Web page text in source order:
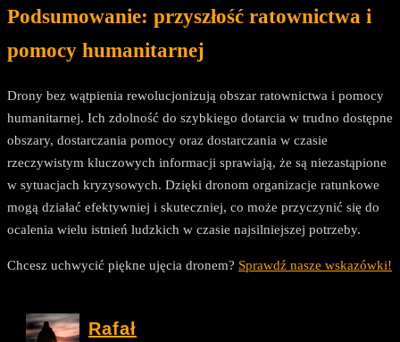
Podsumowanie: przyszłość ratownictwa i
pomocy humanitarnej
Drony bez wątpienia rewolucjonizują obszar ratownictwa i pomocy
humanitarnej. Ich zdolność do szybkiego dotarcia w trudno dostępne
obszary, dostarczania pomocy oraz dostarczania w czasie
rzeczywistym kluczowych informacji sprawiają, że są niezastąpione
w sytuacjach kryzysowych. Dzięki dronom organizacje ratunkowe
mogą działać efektywniej i skuteczniej, co może przyczynić się do
ocalenia wielu istnień ludzkich w czasie najsilniejszej potrzeby.
Chcesz uchwycić piękne ujęcia dronem? Sprawdź nasze wskazówki!
Rafał